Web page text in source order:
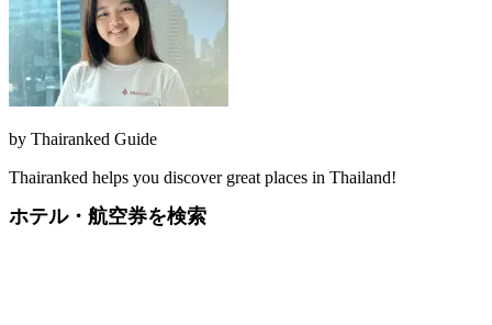
by Thairanked Guide
Thairanked helps you discover great places in Thailand!
ホテル・航空券を検索